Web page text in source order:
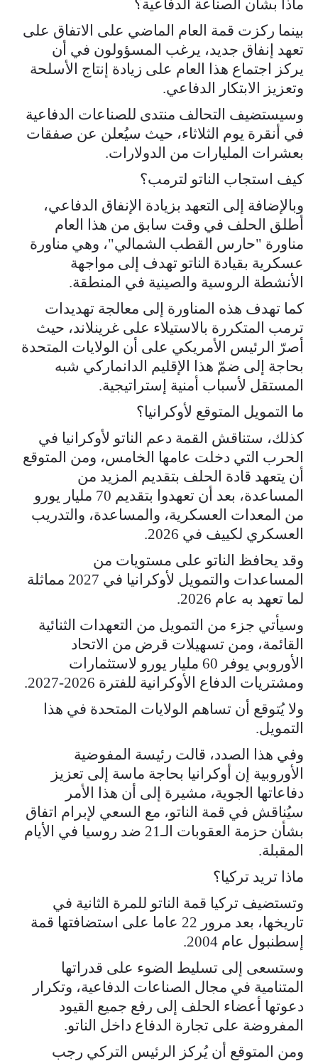
ماذا بشأن الصناعة الدفاعية؟
بينما ركزت قمة العام الماضي على الاتفاق على
تعهد إنفاق جديد، يرغب المسؤولون في أن
يركز اجتماع هذا العام على زيادة إنتاج الأسلحة
وتعزيز الابتكار الدفاعي.
وسيستضيف التحالف منتدى للصناعات الدفاعية
في أنقرة يوم الثلاثاء، حيث سيُعلن عن صفقات
بعشرات المليارات من الدولارات.
كيف استجاب الناتو لترمب؟
وبالإضافة إلى التعهد بزيادة الإنفاق الدفاعي،
أطلق الحلف في وقت سابق من هذا العام
مناورة "حارس القطب الشمالي"، وهي مناورة
عسكرية بقيادة الناتو تهدف إلى مواجهة
الأنشطة الروسية والصينية في المنطقة.
كما تهدف هذه المناورة إلى معالجة تهديدات
ترمب المتكررة بالاستيلاء على غرينلاند، حيث
أصرّ الرئيس الأمريكي على أن الولايات المتحدة
بحاجة إلى ضمّ هذا الإقليم الدانماركي شبه
المستقل لأسباب أمنية إستراتيجية.
ما التمويل المتوقع لأوكرانيا؟
كذلك، ستناقش القمة دعم الناتو لأوكرانيا في
الحرب التي دخلت عامها الخامس، ومن المتوقع
أن يتعهد قادة الحلف بتقديم المزيد من
المساعدة، بعد أن تعهدوا بتقديم 70 مليار يورو
من المعدات العسكرية، والمساعدة، والتدريب
العسكري لكييف في 2026.
وقد يحافظ الناتو على مستويات من
المساعدات والتمويل لأوكرانيا في 2027 مماثلة
لما تعهد به عام 2026.
وسيأتي جزء من التمويل من التعهدات الثنائية
القائمة، ومن تسهيلات قرض من الاتحاد
الأوروبي يوفر 60 مليار يورو لاستثمارات
ومشتريات الدفاع الأوكرانية للفترة 2026-2027.
ولا يُتوقع أن تساهم الولايات المتحدة في هذا
التمويل.
وفي هذا الصدد، قالت رئيسة المفوضية
الأوروبية إن أوكرانيا بحاجة ماسة إلى تعزيز
دفاعاتها الجوية، مشيرة إلى أن هذا الأمر
سيُناقش في قمة الناتو، مع السعي لإبرام اتفاق
بشأن حزمة العقوبات الـ21 ضد روسيا في الأيام
المقبلة.
ماذا تريد تركيا؟
وتستضيف تركيا قمة الناتو للمرة الثانية في
تاريخها، بعد مرور 22 عاما على استضافتها قمة
إسطنبول عام 2004.
وستسعى إلى تسليط الضوء على قدراتها
المتنامية في مجال الصناعات الدفاعية، وتكرار
دعوتها أعضاء الحلف إلى رفع جميع القيود
المفروضة على تجارة الدفاع داخل الناتو.
ومن المتوقع أن يُركز الرئيس التركي رجب